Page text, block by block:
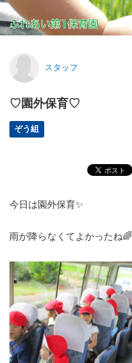
スタッフ
♡園外保育♡
ぞう組
今日は園外保育✨
雨が降らなくてよかったね🌈